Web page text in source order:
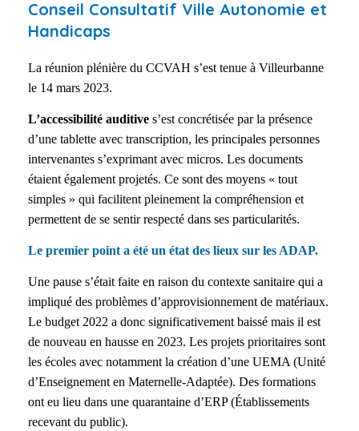
Conseil Consultatif Ville Autonomie et
Handicaps
La réunion plénière du CCVAH s’est tenue à Villeurbanne
le 14 mars 2023.
L’accessibilité auditive s’est concrétisée par la présence
d’une tablette avec transcription, les principales personnes
intervenantes s’exprimant avec micros. Les documents
étaient également projetés. Ce sont des moyens « tout
simples » qui facilitent pleinement la compréhension et
permettent de se sentir respecté dans ses particularités.
Le premier point a été un état des lieux sur les ADAP.
Une pause s’était faite en raison du contexte sanitaire qui a
impliqué des problèmes d’approvisionnement de matériaux.
Le budget 2022 a donc significativement baissé mais il est
de nouveau en hausse en 2023. Les projets prioritaires sont
les écoles avec notamment la création d’une UEMA (Unité
d’Enseignement en Maternelle-Adaptée). Des formations
ont eu lieu dans une quarantaine d’ERP (Établissements
recevant du public).